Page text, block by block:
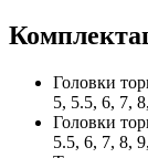
Головки
5, 5.5, 6, 7,
Головки
5.5, 6, 7, 8,